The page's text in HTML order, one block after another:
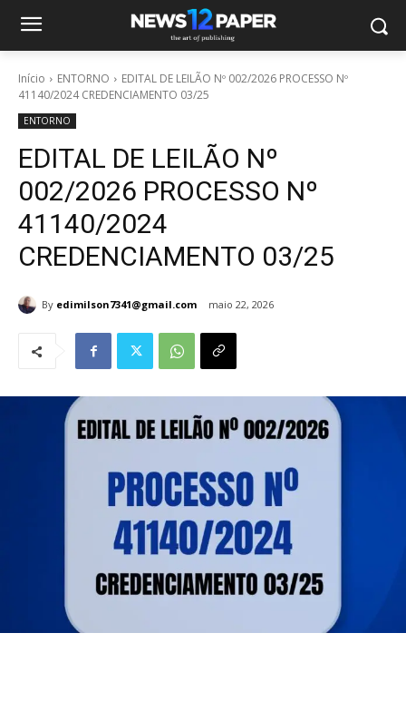
Início ENTORNO
EDITAL DE LEILÃO Nº 002/2026 PROCESSO Nº
41140/2024 CREDENCIAMENTO 03/25
ENTORNO
EDITAL DE LEILÃO Nº
002/2026 PROCESSO Nº
41140/2024
CREDENCIAMENTO 03/25
By edimilson7341@gmail.com maio 22, 2026